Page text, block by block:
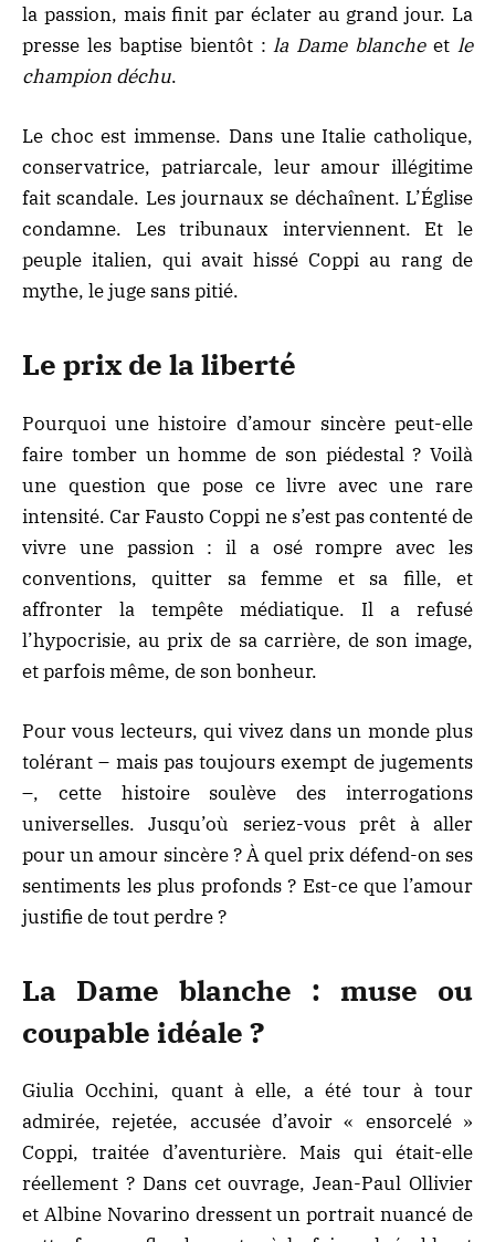
la passion, mais finit par éclater au grand jour. La
presse les baptise bientôt :la Dame blancheetle
champion déchu.
Le choc est immense. Dans une Italie catholique,
conservatrice, patriarcale, leur amour illégitime
fait scandale. Les journaux se déchaînent. L’Église
condamne. Les tribunaux interviennent. Et le
peuple italien, qui avait hissé Coppi au rang de
mythe, le juge sans pitié.
Le prix de la liberté
Pourquoi une histoire d’amour sincère peut-elle
faire tomber un homme de son piédestal ? Voilà
une question que pose ce livre avec une rare
intensité. Car Fausto Coppi ne s’est pas contenté de
vivre une passion : il a osé rompre avec les
conventions, quitter sa femme et sa fille, et
affronter la tempête médiatique. Il a refusé
l’hypocrisie, au prix de sa carrière, de son image,
et parfois même, de son bonheur.
Pour vous lecteurs, qui vivez dans un monde plus
tolérant – mais pas toujours exempt de jugements
–, cette histoire soulève des interrogations
universelles. Jusqu’où seriez-vous prêt à aller
pour un amour sincère ? À quel prix défend-on ses
sentiments les plus profonds ? Est-ce que l’amour
justifie de tout perdre ?
La Dame blanche : muse ou
coupable idéale ?
Giulia Occhini, quant à elle, a été tour à tour
admirée, rejetée, accusée d’avoir « ensorcelé »
Coppi, traitée d’aventurière. Mais qui était-elle
réellement ? Dans cet ouvrage, Jean-Paul Ollivier
et Albine Novarino dressent un portrait nuancé de